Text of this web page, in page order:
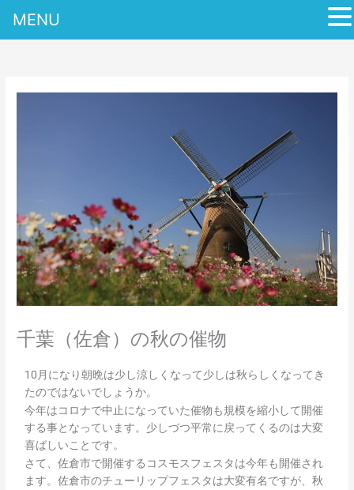
内
千葉（佐倉）の秋の催物
10月になり朝晩は少し涼しくなって少しは秋らしくなってき
たのではないでしょうか。
今年はコロナで中止になっていた催物も規模を縮小して開催
する事となっています。少しづつ平常に戻ってくるのは大変
喜ばしいことです。
さて、佐倉市で開催するコスモスフェスタは今年も開催され
ます。佐倉市のチューリップフェスタは大変有名ですが、秋
MENU